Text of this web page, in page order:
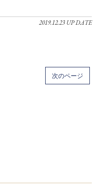
2019.12.23 UP DATE
次のページ